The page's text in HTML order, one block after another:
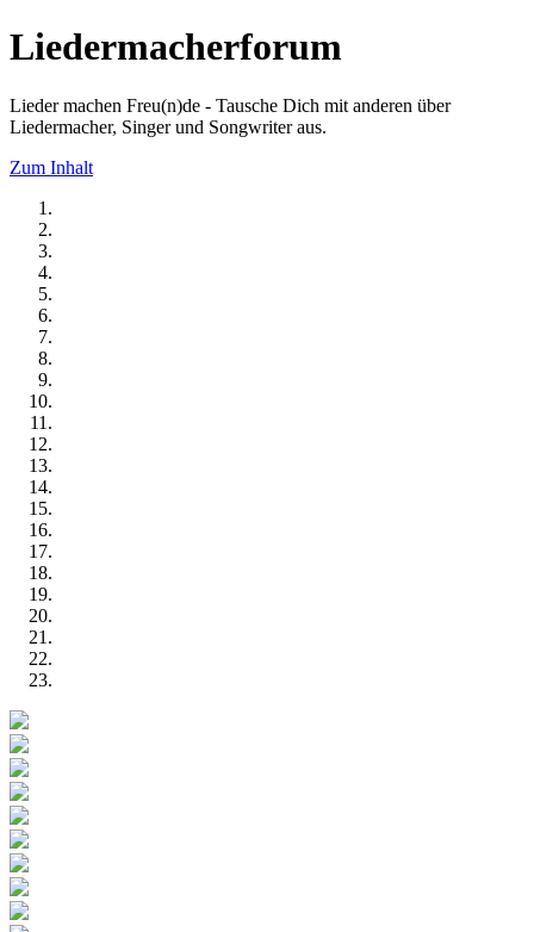
Liedermacherforum
Lieder machen Freu(n)de - Tausche Dich mit anderen über
Liedermacher, Singer und Songwriter aus.
Zum Inhalt